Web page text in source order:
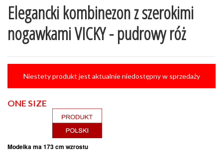
Elegancki kombinezon z szerokimi
nogawkami VICKY - pudrowy róż
Niestety produkt jest aktualnie niedostępny w sprzedaży
ONE SIZE
Modelka ma 173 cm wzrostu